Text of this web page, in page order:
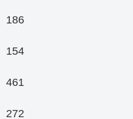
186
154
461
272